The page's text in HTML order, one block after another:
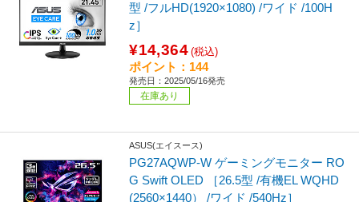
型 /フルHD(1920×1080) /ワイド /100H
z］
¥14,364 (税込)
ポイント：144
発売日：2025/05/16発売
在庫あり
ASUS(エイスース)
PG27AQWP-W ゲーミングモニター RO
G Swift OLED ［26.5型 /有機EL WQHD
(2560×1440） /ワイド /540Hz］